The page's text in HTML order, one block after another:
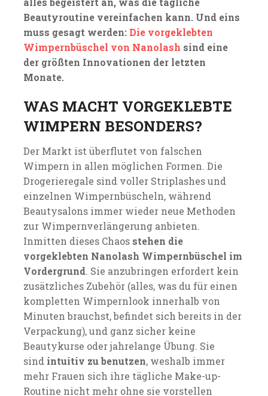
Beautyroutine vereinfachen kann. Und eins
muss gesagt werden: Die vorgeklebten
Wimpernbüschel von Nanolash sind eine
der größten Innovationen der letzten
Monate.
WAS MACHT VORGEKLEBTE
WIMPERN BESONDERS?
Der Markt ist überflutet von falschen
Wimpern in allen möglichen Formen. Die
Drogerieregale sind voller Striplashes und
einzelnen Wimpernbüscheln, während
Beautysalons immer wieder neue Methoden
zur Wimpernverlängerung anbieten.
Inmitten dieses Chaos stehen die
vorgeklebten Nanolash Wimpernbüschel im
Vordergrund. Sie anzubringen erfordert kein
zusätzliches Zubehör (alles, was du für einen
kompletten Wimpernlook innerhalb von
Minuten brauchst, befindet sich bereits in der
Verpackung), und ganz sicher keine
Beautykurse oder jahrelange Übung. Sie
sind intuitiv zu benutzen, weshalb immer
mehr Frauen sich ihre tägliche Make-up-
Routine nicht mehr ohne sie vorstellen